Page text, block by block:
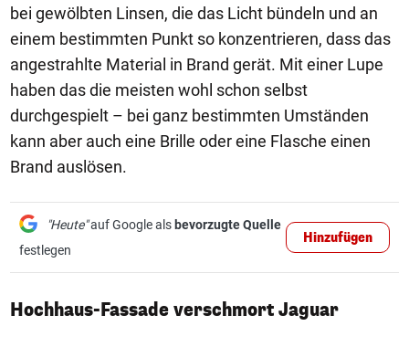
bei gewölbten Linsen, die das Licht bündeln und an
einem bestimmten Punkt so konzentrieren, dass das
angestrahlte Material in Brand gerät. Mit einer Lupe
haben das die meisten wohl schon selbst
durchgespielt – bei ganz bestimmten Umständen
kann aber auch eine Brille oder eine Flasche einen
Brand auslösen.
"Heute"auf Google als bevorzugte Quelle
festlegen
Hinzufügen
Hochhaus-Fassade verschmort Jaguar